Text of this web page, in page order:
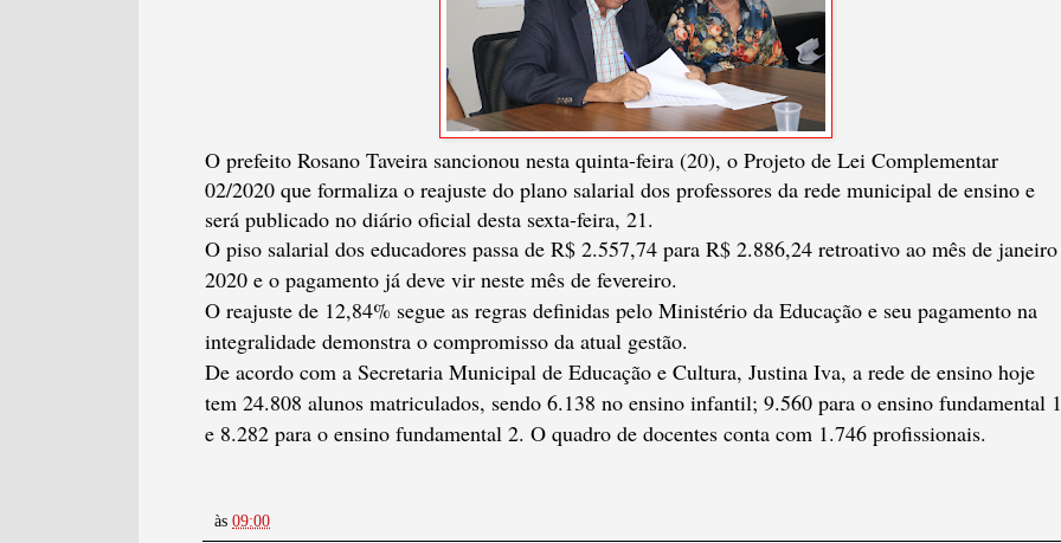
O prefeito Rosano Taveira sancionou nesta quinta-feira (20), o Projeto de Lei Complementar
02/2020 que formaliza o reajuste do plano salarial dos professores da rede municipal de ensino e
será publicado no diário oficial desta sexta-feira, 21.
O piso salarial dos educadores passa de R$ 2.557,74 para R$ 2.886,24 retroativo ao mês de janeiro
2020 e o pagamento já deve vir neste mês de fevereiro.
O reajuste de 12,84% segue as regras definidas pelo Ministério da Educação e seu pagamento na
integralidade demonstra o compromisso da atual gestão.
De acordo com a Secretaria Municipal de Educação e Cultura, Justina Iva, a rede de ensino hoje
tem 24.808 alunos matriculados, sendo 6.138 no ensino infantil; 9.560 para o ensino fundamental 1
e 8.282 para o ensino fundamental 2. O quadro de docentes conta com 1.746 profissionais.
às 09:00